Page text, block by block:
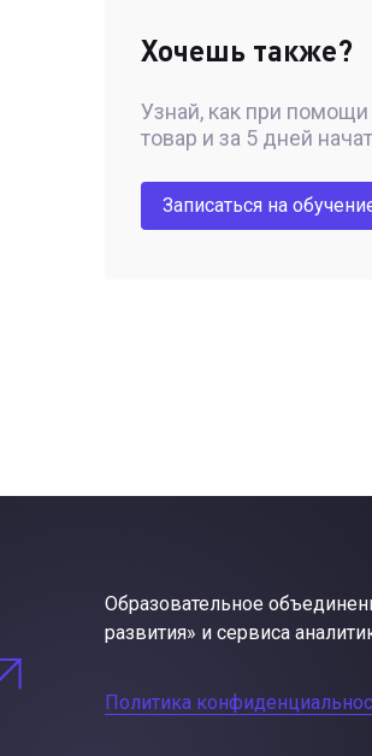
Хочешь также?
Узнай, как при
товар и за 5 дней
Записаться на
Образовательное
развития» и сервиса
Политика